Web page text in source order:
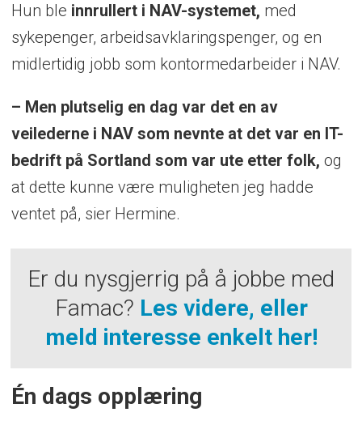
Hun ble innrullert i NAV-systemet, med
sykepenger, arbeidsavklaringspenger, og en
midlertidig jobb som kontormedarbeider i NAV.
– Men plutselig en dag var det en av
veilederne i NAV som nevnte at det var en IT-
bedrift på Sortland som var ute etter folk, og
at dette kunne være muligheten jeg hadde
ventet på, sier Hermine.
Er du nysgjerrig på å jobbe med
Famac? Les videre, eller
meld interesse enkelt her!
Én dags opplæring